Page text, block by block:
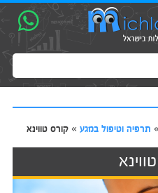
תרפיה וטיפול במגע» קורס טווינא